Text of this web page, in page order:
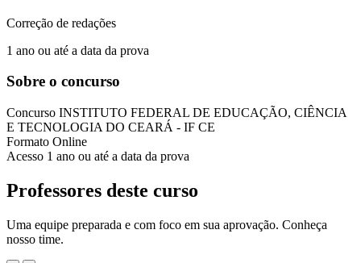
Correção de redações
1 ano ou até a data da prova
Sobre o concurso
Concurso INSTITUTO FEDERAL DE EDUCAÇÃO, CIÊNCIA
E TECNOLOGIA DO CEARÁ - IF CE
Formato Online
Acesso 1 ano ou até a data da prova
Professores deste curso
Uma equipe preparada e com foco em sua aprovação. Conheça
nosso time.